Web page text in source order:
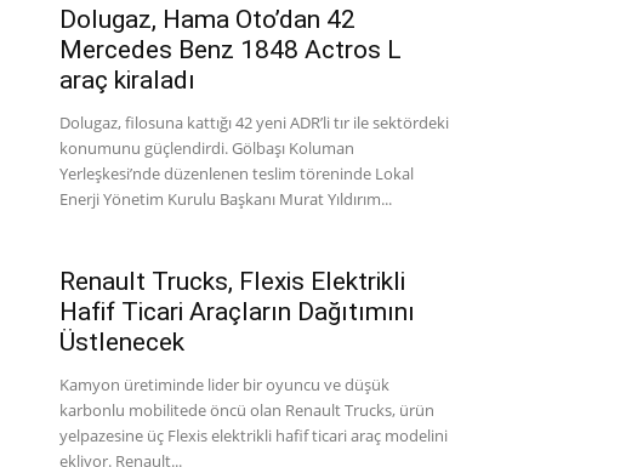
Dolugaz, Hama Oto’dan 42
Mercedes Benz 1848 Actros L
araç kiraladı
Dolugaz, filosuna kattığı 42 yeni ADR’li tır ile sektördeki
konumunu güçlendirdi. Gölbaşı Koluman
Yerleşkesi’nde düzenlenen teslim töreninde Lokal
Enerji Yönetim Kurulu Başkanı Murat Yıldırım...
Renault Trucks, Flexis Elektrikli
Hafif Ticari Araçların Dağıtımını
Üstlenecek
Kamyon üretiminde lider bir oyuncu ve düşük
karbonlu mobilitede öncü olan Renault Trucks, ürün
yelpazesine üç Flexis elektrikli hafif ticari araç modelini
ekliyor. Renault...